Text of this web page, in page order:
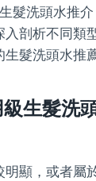
髮洗頭水推
剖析不同類
髮洗頭水推薦
生髮洗
顯，或者屬